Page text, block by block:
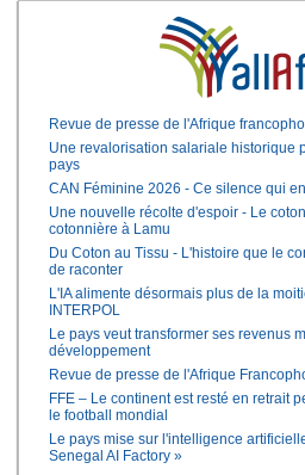
Revue de presse de l'Afrique
Une revalorisation salariale historique
pays
CAN Féminine 2026 - Ce silence qui
Une nouvelle récolte d'espoir - Le
cotonnière à Lamu
Du Coton au Tissu - L'histoire que le
de raconter
L'IA alimente désormais plus de la
INTERPOL
Le pays veut transformer ses revenus
développement
Revue de presse de l'Afrique
FFE – Le continent est resté en retrait
le football mondial
Le pays mise sur l'intelligence
Senegal AI Factory »